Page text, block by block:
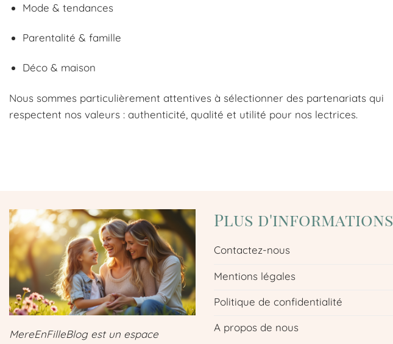
Mode & tendances
Parentalité & famille
Déco & maison
Nous sommes particulièrement attentives à sélectionner des partenariats qui
respectent nos valeurs : authenticité, qualité et utilité pour nos lectrices.
MereEnFilleBlog est un espace
Plus d'informations
Contactez-nous
Mentions légales
Politique de confidentialité
A propos de nous